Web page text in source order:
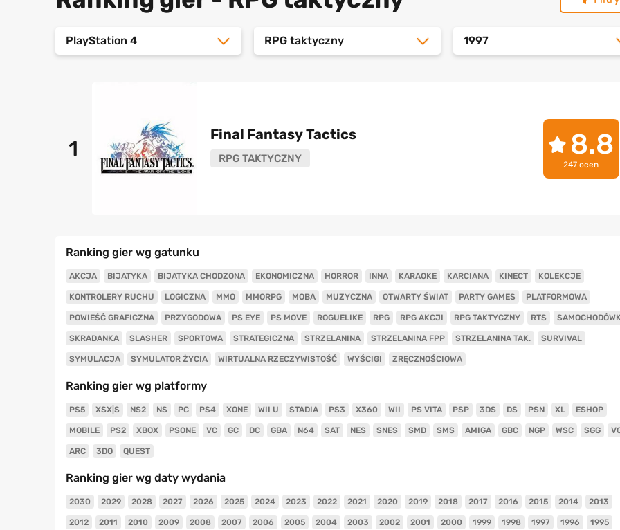
PlayStation 4 RPG taktyczny 1997
1
Final Fantasy Tactics
RPG TAKTYCZNY 8.8
247 ocen
Ranking gier wg gatunku
AKCJA BIJATYKA BIJATYKA CHODZONA EKONOMICZNA HORROR INNA KARAOKE KARCIANA KINECT KOLEKCJE
KONTROLERY RUCHU LOGICZNA MMO MMORPG MOBA MUZYCZNA OTWARTY ŚWIAT PARTY GAMES PLATFORMOWA
POWIEŚĆ GRAFICZNA PRZYGODOWA PS EYE PS MOVE ROGUELIKE RPG RPG AKCJI RPG TAKTYCZNY RTS
SKRADANKA SLASHER SPORTOWA STRATEGICZNA STRZELANINA STRZELANINA FPP STRZELANINA TAK. SURVIVAL
SYMULACJA SYMULATOR ŻYCIA WIRTUALNA RZECZYWISTOŚĆ WYŚCIGI ZRĘCZNOŚCIOWA
Ranking gier wg platformy
PS5 XSX|S NS2 NS PC PS4 XONE WII U STADIA PS3 X360 WII PS VITA PSP 3DS DS PSN XL ESHOP
MOBILE PS2 XBOX PSONE VC GC DC GBA N64 SAT NES SNES SMD SMS AMIGA GBC NGP WSC SGG
ARC 3DO QUEST
Ranking gier wg daty wydania
2030 2029 2028 2027 2026 2025 2024 2023 2022 2021 2020 2019 2018 2017 2016 2015 2014 2013
2012 2011 2010 2009 2008 2007 2006 2005 2004 2003 2002 2001 2000 1999 1998 1997 1996 1995